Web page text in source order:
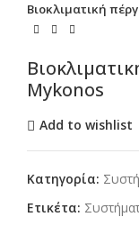
Βιοκλιματική
Mykonos
Add to wishlist
Κατηγορία:
Ετικέτα: